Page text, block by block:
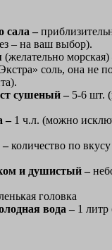
сала –
– на ваш выбор).
(желательно морская)
соль, она не
сушеный – 5-6 шт.
– 1 ч.л. (можно
– количество по
и душистый –
головка
вода – 1 литр